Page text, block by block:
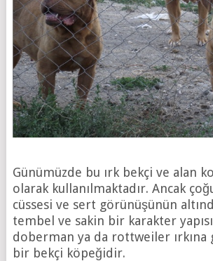
Günümüzde bu ırk bekçi ve alan
olarak kullanılmaktadır. Ancak
cüssesi ve sert görünüşünün
tembel ve sakin bir karakter
doberman ya da rottweiler ırkına
bir bekçi köpeğidir.